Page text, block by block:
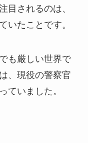
目されるのは、
いたことです。
も厳しい世界で
、現役の警察官
ていました。